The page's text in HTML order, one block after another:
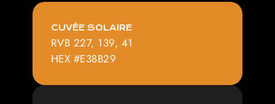
CUVÉE SOLAIRE
RVB 227, 139, 41
HEX #E38B29